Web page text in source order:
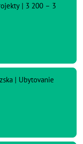
| 3 200 – 3
| Ubytovanie